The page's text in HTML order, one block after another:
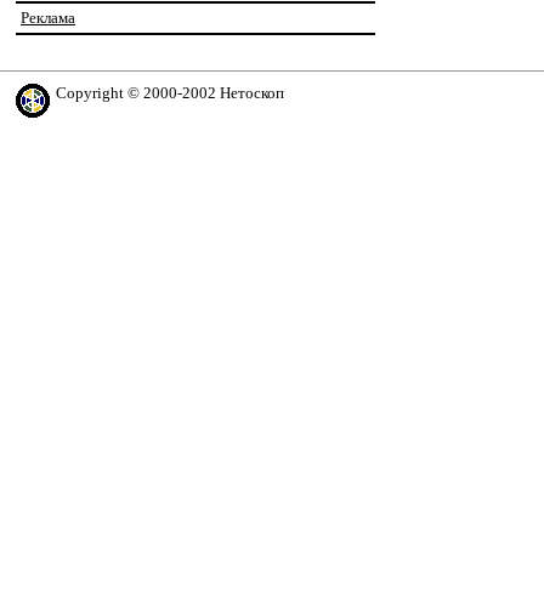
Реклама
Copyright © 2000-2002 Нетоскоп